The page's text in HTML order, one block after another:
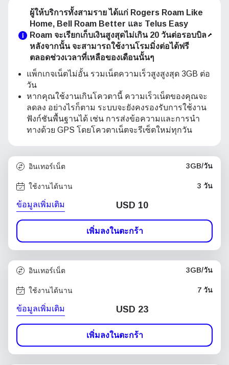
ผู้ให้บริการทั้งสามราย ได้แก่ Rogers Roam Like
Home, Bell Roam Better และ Telus Easy
Roam จะเรียกเก็บเงินสูงสุดไม่เกิน 20 วันต่อรอบบิล
หลังจากนั้น จะสามารถใช้งานโรมมิ่งต่อได้ฟรี
ตลอดช่วงเวลาที่เหลือของเดือนนั้นๆ
แพ็กเกจเน็ตไม่อั้น รวมเน็ตความเร็วสูงสูงสุด 3GB ต่อ
วัน
หากคุณใช้งานเกินโควตานี้ ความเร็วเน็ตของคุณจะ
ลดลง อย่างไรก็ตาม ระบบจะยังคงรองรับการใช้งาน
ฟังก์ชันพื้นฐานได้ เช่น การส่งข้อความและการนำ
ทางด้วย GPS โดยโควตาเน็ตจะรีเซ็ตใหม่ทุกวัน
อินเทอร์เน็ต 3GB/วัน
ใช้งานได้นาน 3 วัน
ข้อมูลเพิ่มเติม USD 10
เพิ่มลงในตะกร้า
อินเทอร์เน็ต 3GB/วัน
ใช้งานได้นาน 7 วัน
ข้อมูลเพิ่มเติม USD 23
เพิ่มลงในตะกร้า